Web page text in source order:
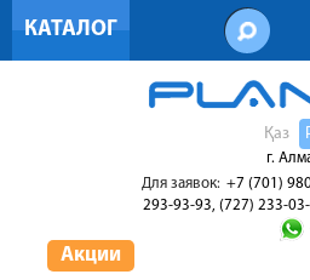
КАТАЛОГ
Қаз
г.
Для заявок: +7 (701)
293-93-93, (727) 233-
Акции